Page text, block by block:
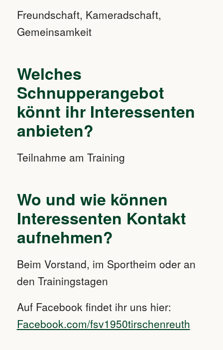
Freundschaft, Kameradschaft,
Gemeinsamkeit
Welches
Schnupperangebot
könnt ihr Interessenten
anbieten?
Teilnahme am Training
Wo und wie können
Interessenten Kontakt
aufnehmen?
Beim Vorstand, im Sportheim oder an
den Trainingstagen
Auf Facebook findet ihr uns hier:
Facebook.com/fsv1950tirschenreuth